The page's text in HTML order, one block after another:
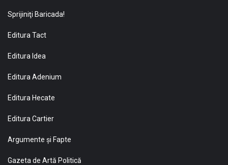
Sprijiniţi Baricada!
Editura Tact
Editura Idea
Editura Adenium
Editura Hecate
Editura Cartier
Argumente și Fapte
Gazeta de Artă Politică